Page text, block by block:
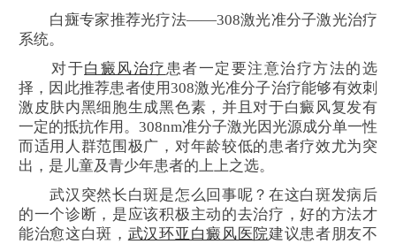
白癍专家推荐光疗法——308激光准分子激光治疗
系统。
对于白癜风治疗 患者一定要注意治疗方法的选
择，因此推荐患者使用308激光准分子治疗能够有效刺
激皮肤内黑细胞生成黑色素，并且对于白癜风复发有
一定的抵抗作用。308nm准分子激光因光源成分单一性
而适用人群范围极广，对年龄较低的患者疗效尤为突
出，是儿童及青少年患者的上上之选。
武汉突然长白斑是怎么回事呢？在这白斑发病后
的一个诊断，是应该积极主动的去治疗，好的方法才
能治愈这白斑， 武汉环亚白癜风医院建议患者朋友不